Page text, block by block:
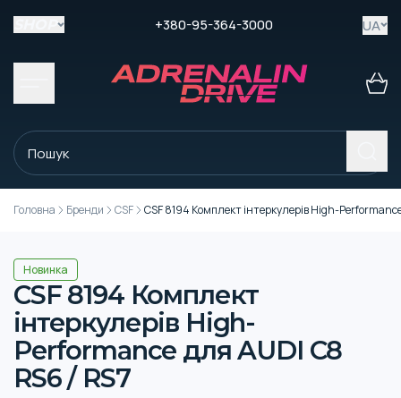
+380-95-364-3000 UA
Головна Бренди CSF СSF 8194 Комплект інтеркулерів High-
Новинка
СSF 8194 Комплект
інтеркулерів High-
Performance для AUDI C8
RS6 / RS7